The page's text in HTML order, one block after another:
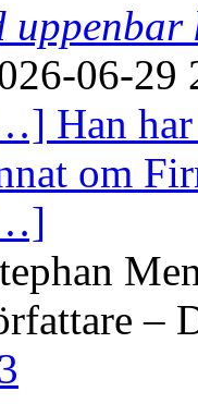
06-29
Han har
om
–